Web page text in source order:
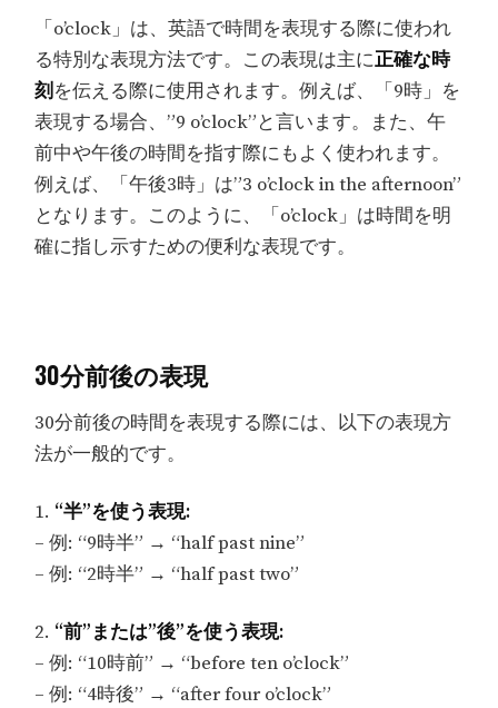
「o’clock」は、英語で時間を表現する際に使われ
る特別な表現方法です。この表現は主に正確な時
刻を伝える際に使用されます。例えば、「9時」を
表現する場合、”9 o’clock”と言います。また、午
前中や午後の時間を指す際にもよく使われます。
例えば、「午後3時」は”3 o’clock in the afternoon”
となります。このように、「o’clock」は時間を明
確に指し示すための便利な表現です。
30分前後の表現
30分前後の時間を表現する際には、以下の表現方
法が一般的です。
1. “半”を使う表現:
– 例: “9時半” → “half past nine”
– 例: “2時半” → “half past two”
2. “前”または”後”を使う表現:
– 例: “10時前” → “before ten o’clock”
– 例: “4時後” → “after four o’clock”